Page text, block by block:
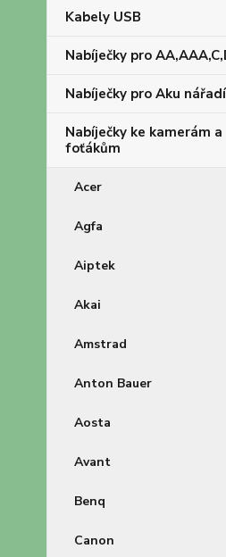
Kabely USB
Nabíječky pro
Nabíječky pro Aku nářadí
Nabíječky ke kamerám a
foťákům
Acer
Agfa
Aiptek
Akai
Amstrad
Anton Bauer
Aosta
Avant
Benq
Canon